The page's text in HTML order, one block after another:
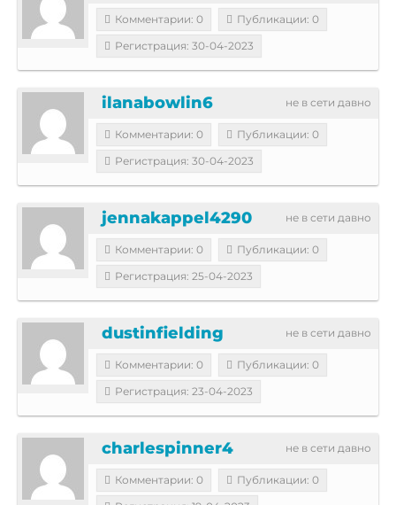
Комментарии: 0
Публикации: 0
Регистрация: 30-04-2023
не в сети давно
ilanabowlin6
Комментарии: 0
Публикации: 0
Регистрация: 30-04-2023
не в сети давно
jennakappel4290
Комментарии: 0
Публикации: 0
Регистрация: 25-04-2023
не в сети давно
dustinfielding
Комментарии: 0
Публикации: 0
Регистрация: 23-04-2023
не в сети давно
charlespinner4
Комментарии: 0
Публикации: 0